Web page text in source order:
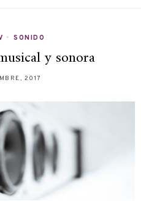
• SONIDO
y sonora
2017